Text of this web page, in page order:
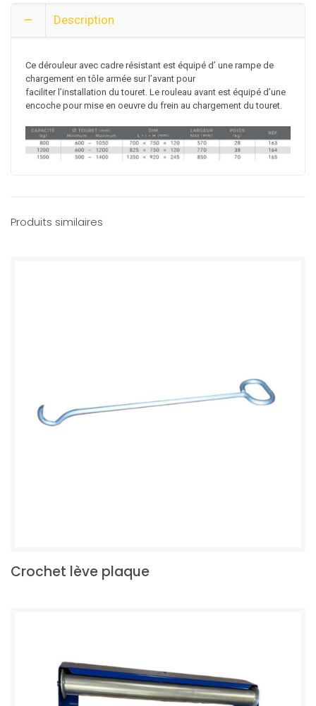
Description
Ce dérouleur avec cadre résistant est équipé d’ une rampe de
chargement en tôle armée sur l’avant pour
faciliter l’installation du touret. Le rouleau avant est équipé d’une
encoche pour mise en oeuvre du frein au chargement du touret.
Produits similaires
Crochet lève plaque